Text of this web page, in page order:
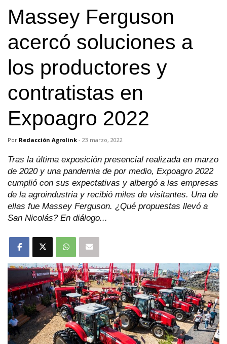
Massey Ferguson
acercó soluciones a
los productores y
contratistas en
Expoagro 2022
Por Redacción Agrolink - 23 marzo, 2022
Tras la última exposición presencial realizada en marzo
de 2020 y una pandemia de por medio, Expoagro 2022
cumplió con sus expectativas y albergó a las empresas
de la agroindustria y recibió miles de visitantes. Una de
ellas fue Massey Ferguson. ¿Qué propuestas llevó a
San Nicolás? En diálogo...